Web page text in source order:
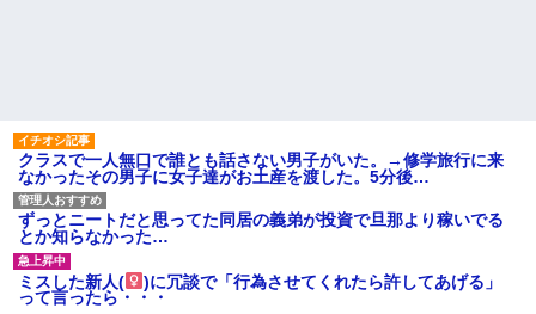
クラスで一人無口で誰とも話さない男子がいた。→修学旅行に来
なかったその男子に女子達がお土産を渡した。5分後…
ずっとニートだと思ってた同居の義弟が投資で旦那より稼いでる
とか知らなかった…
ミスした新人(
)に冗談で「行為させてくれたら許してあげる」
って言ったら・・・